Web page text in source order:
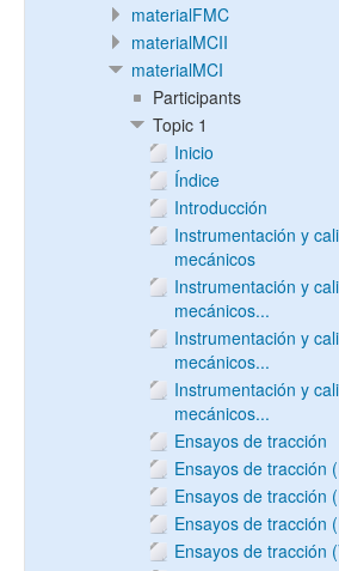
materialFMC
materialMCII
materialMCI
Participants
Topic 1
Inicio
Índice
Introducción
Instrumentación y
mecánicos
Instrumentación y
mecánicos...
Instrumentación y
mecánicos...
Instrumentación y
mecánicos...
Ensayos de tracción
Ensayos de tracción
Ensayos de tracción
Ensayos de tracción
Ensayos de tracción